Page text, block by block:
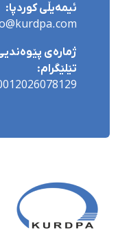
ئیمەیڵی کوردپا:
ژمارەی
تێلێگرام: